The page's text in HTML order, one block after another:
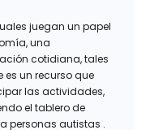
juegan un papel
una
cotidiana, tales
un recurso que
las actividades,
el tablero de
personas autistas .